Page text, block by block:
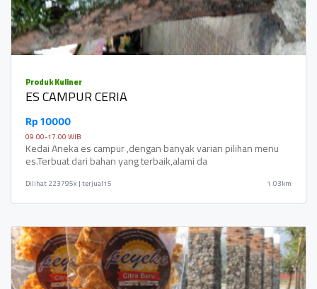
Produk Kuliner
ES CAMPUR CERIA
Rp 10000
09.00-17.00 WIB
Kedai Aneka es campur ,dengan banyak varian pilihan menu
es.Terbuat dari bahan yang terbaik,alami da
Dilihat223795x | terjual15 1.03km